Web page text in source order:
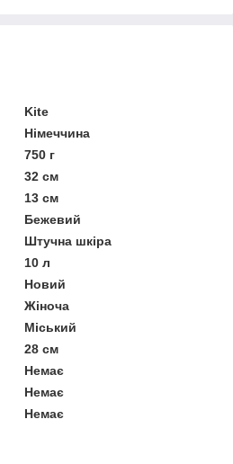
Kite
Німеччина
750 г
32 см
13 см
Бежевий
Штучна шкіра
10 л
Новий
Жіноча
Міський
28 см
Немає
Немає
Немає